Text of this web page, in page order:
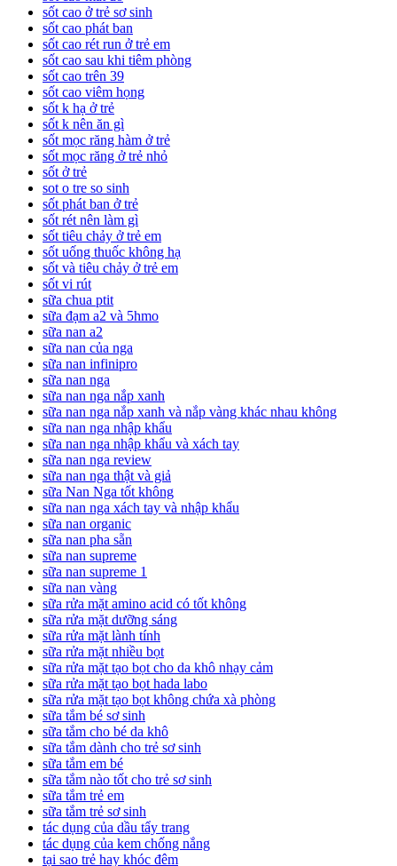
sốt cao ở trẻ sơ sinh
sốt cao phát ban
sốt cao rét run ở trẻ em
sốt cao sau khi tiêm phòng
sốt cao trên 39
sốt cao viêm họng
sốt k hạ ở trẻ
sốt k nên ăn gì
sốt mọc răng hàm ở trẻ
sốt mọc răng ở trẻ nhỏ
sốt ở trẻ
sot o tre so sinh
sốt phát ban ở trẻ
sốt rét nên làm gì
sốt tiêu chảy ở trẻ em
sốt uống thuốc không hạ
sốt và tiêu chảy ở trẻ em
sốt vi rút
sữa chua ptit
sữa đạm a2 và 5hmo
sữa nan a2
sữa nan của nga
sữa nan infinipro
sữa nan nga
sữa nan nga nắp xanh
sữa nan nga nắp xanh và nắp vàng khác nhau không
sữa nan nga nhập khẩu
sữa nan nga nhập khẩu và xách tay
sữa nan nga review
sữa nan nga thật và giả
sữa Nan Nga tốt không
sữa nan nga xách tay và nhập khẩu
sữa nan organic
sữa nan pha sẵn
sữa nan supreme
sữa nan supreme 1
sữa nan vàng
sữa rửa mặt amino acid có tốt không
sữa rửa mặt dưỡng sáng
sữa rửa mặt lành tính
sữa rửa mặt nhiều bọt
sữa rửa mặt tạo bọt cho da khô nhạy cảm
sữa rửa mặt tạo bọt hada labo
sữa rửa mặt tạo bọt không chứa xà phòng
sữa tắm bé sơ sinh
sữa tắm cho bé da khô
sữa tắm dành cho trẻ sơ sinh
sữa tắm em bé
sữa tắm nào tốt cho trẻ sơ sinh
sữa tắm trẻ em
sữa tắm trẻ sơ sinh
tác dụng của dầu tẩy trang
tác dụng của kem chống nắng
tại sao trẻ hay khóc đêm